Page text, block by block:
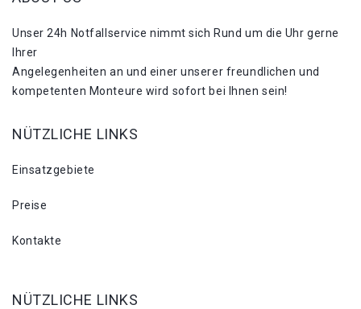
Unser 24h Notfallservice nimmt sich Rund um die Uhr gerne
Ihrer
Angelegenheiten an und einer unserer freundlichen und
kompetenten Monteure wird sofort bei Ihnen sein!
NÜTZLICHE LINKS
Einsatzgebiete
Preise
Kontakte
NÜTZLICHE LINKS